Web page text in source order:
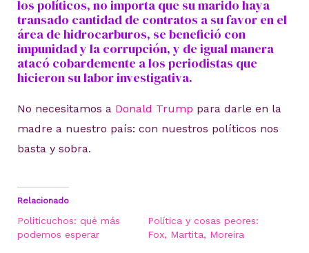
los políticos, no importa que su marido haya
transado cantidad de contratos a su favor en el
área de hidrocarburos, se benefició con
impunidad y la corrupción, y de igual manera
atacó cobardemente a los periodistas que
hicieron su labor investigativa.
No necesitamos a Donald Trump para darle en la
madre a nuestro país: con nuestros políticos nos
basta y sobra.
Relacionado
Politicuchos: qué más
podemos esperar
Política y cosas peores:
Fox, Martita, Moreira